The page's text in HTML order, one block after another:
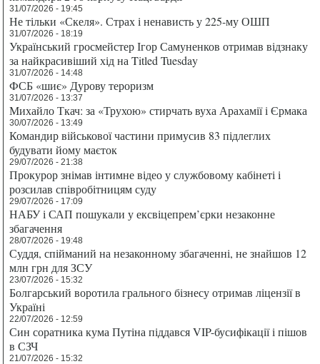
31/07/2026 - 19:45
Не тільки «Скеля». Страх і ненависть у 225-му ОШП
31/07/2026 - 18:19
Український гросмейстер Ігор Самуненков отримав відзнаку
за найкрасивіший хід на Titled Tuesday
31/07/2026 - 14:48
ФСБ «шиє» Дурову тероризм
31/07/2026 - 13:37
Михайло Ткач: за «Трухою» стирчать вуха Арахамії і Єрмака
30/07/2026 - 13:49
Командир військової частини примусив 83 підлеглих
будувати йому маєток
29/07/2026 - 21:38
Прокурор знімав інтимне відео у службовому кабінеті і
розсилав співробітницям суду
29/07/2026 - 17:09
НАБУ і САП пошукали у ексвіцепрем’єрки незаконне
збагачення
28/07/2026 - 19:48
Суддя, спійманий на незаконному збагаченні, не знайшов 12
млн грн для ЗСУ
23/07/2026 - 15:32
Болгарський воротила грального бізнесу отримав ліцензії в
Україні
22/07/2026 - 12:59
Син соратника кума Путіна піддався VIP-бусифікації і пішов
в СЗЧ
21/07/2026 - 15:32